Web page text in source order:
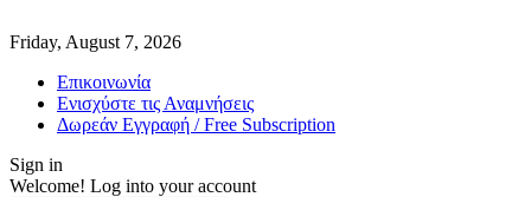
Friday, August 7, 2026
Επικοινωνία
Ενισχύστε τις Αναμνήσεις
Δωρεάν Εγγραφή / Free Subscription
Sign in
Welcome! Log into your account